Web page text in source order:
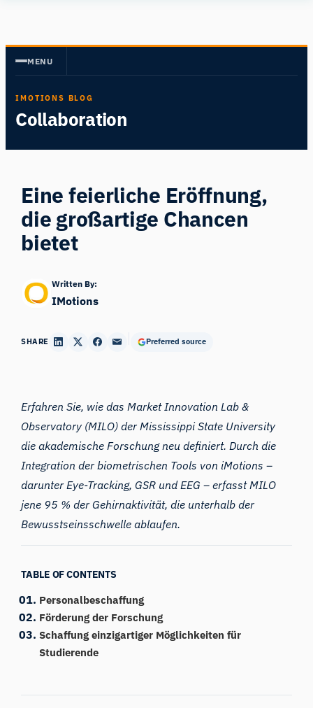
springen
MENU
IMOTIONS BLOG
Collaboration
Eine feierliche Eröffnung,
die großartige Chancen
bietet
Written By:
IMotions
SHARE Preferred source
Erfahren Sie, wie das Market Innovation Lab &
Observatory (MILO) der Mississippi State University
die akademische Forschung neu definiert. Durch die
Integration der biometrischen Tools von iMotions –
darunter Eye-Tracking, GSR und EEG – erfasst MILO
jene 95 % der Gehirnaktivität, die unterhalb der
Bewusstseinsschwelle ablaufen.
TABLE OF CONTENTS
Personalbeschaffung
Förderung der Forschung
Schaffung einzigartiger Möglichkeiten für
Studierende